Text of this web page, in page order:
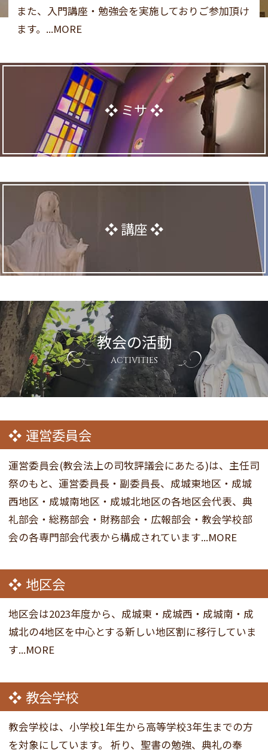
また、入門講座・勉強会を実施しておりご参加頂け
ます。...MORE
ミサ
講座
教会の活動
ACTIVITIES
運営委員会
運営委員会(教会法上の司牧評議会にあたる)は、主任司
祭のもと、運営委員長・副委員長、成城東地区・成城
西地区・成城南地区・成城北地区の各地区会代表、典
礼部会・総務部会・財務部会・広報部会・教会学校部
会の各専門部会代表から構成されています...MORE
地区会
地区会は2023年度から、成城東・成城西・成城南・成
城北の4地区を中心とする新しい地区割に移行していま
す...MORE
教会学校
教会学校は、小学校1年生から高等学校3年生までの方
を対象にしています。 祈り、聖書の勉強、典礼の奉